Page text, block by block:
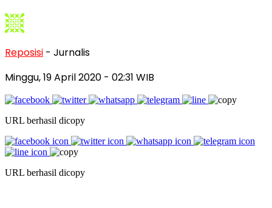
Reposisi - Jurnalis
Minggu, 19 April 2020 - 02:31 WIB
URL berhasil dicopy
URL berhasil dicopy